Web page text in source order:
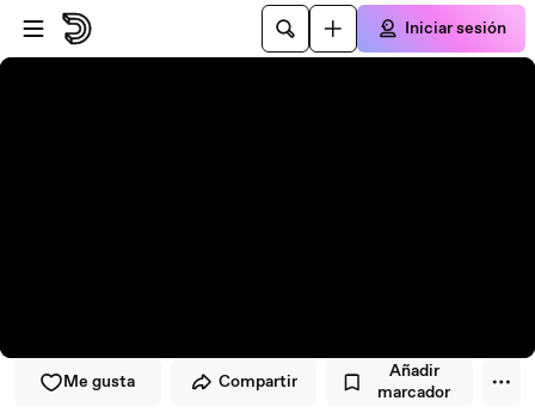
Saltar al reproductor
Saltar al contenido principal
Iniciar sesión
Me gusta Compartir
Añadir
marcador